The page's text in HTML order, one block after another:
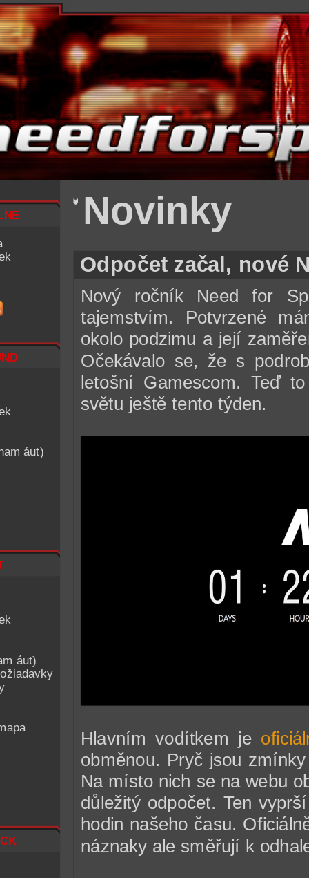
áut)
áut)
Novinky
Odpočet začal, nové
Nový ročník Need for
tajemstvím. Potvrzené
okolo podzimu a její
Očekávalo se, že s
letošní Gamescom. Teď
světu ještě tento týden.
Hlavním vodítkem je
obměnou. Pryč jsou
Na místo nich se na webu
důležitý odpočet. Ten
hodin našeho času.
náznaky ale směřují k